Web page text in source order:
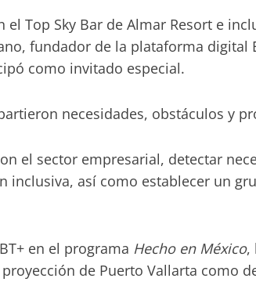
Top Sky Bar de Almar Resort e
fundador de la plataforma digital
como invitado especial.
necesidades, obstáculos y
el sector empresarial, detectar
así como establecer un
en el programa Hecho en México,
de Puerto Vallarta como